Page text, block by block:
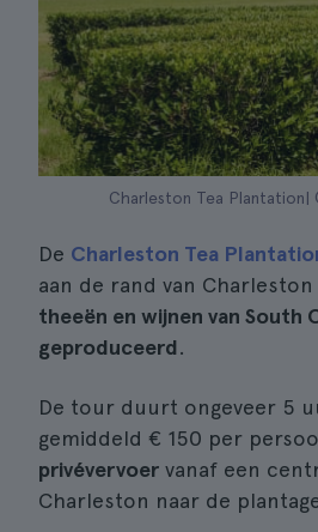
Charleston Tea Plantation|
De Charleston Tea
aan de rand van Charleston
theeën en wijnen van South
geproduceerd.
De tour duurt ongeveer 5
gemiddeld € 150 per
privévervoer vanaf een
Charleston naar de